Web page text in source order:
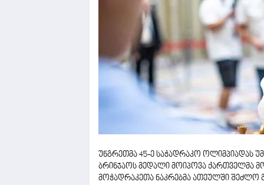
უნგრეთმა 45-ე საჭადრაკო ოლიმპიადას
ბრინჯაოს მედალი მოიპოვა ქართველმა
მოჭადრაკეთა ნაკრებმა ათეულში შეძლო